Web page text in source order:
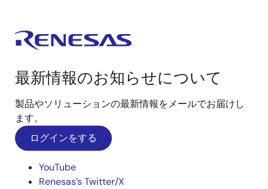
最新情報のお知らせについて
製品やソリューションの最新情報をメールでお届けし
ます。
ログインをする
YouTube
Renesas’s Twitter/X